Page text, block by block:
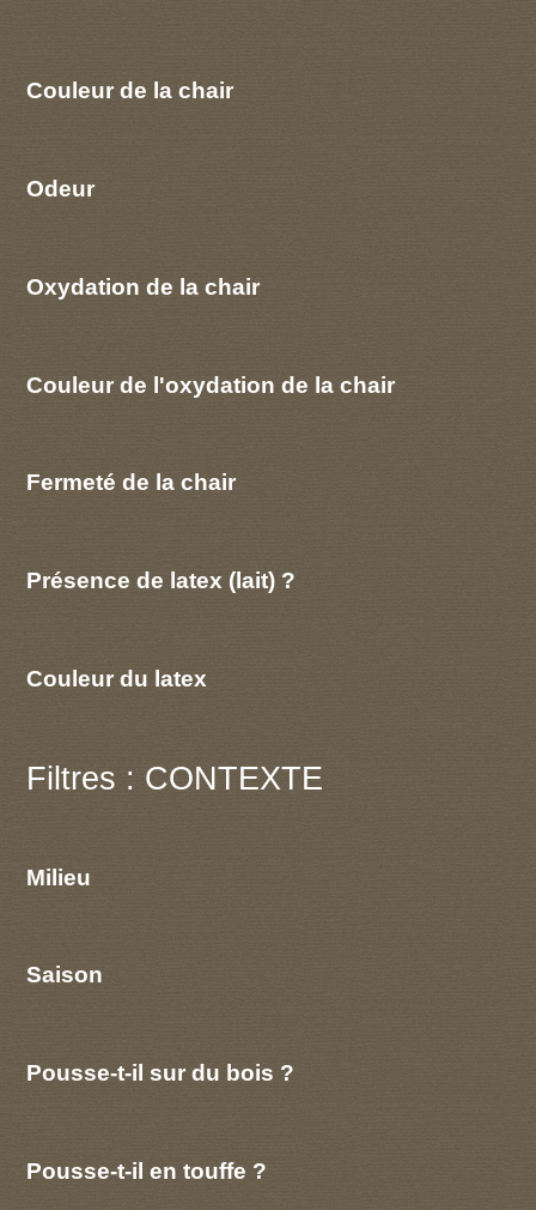
Couleur de la chair
Odeur
Oxydation de la chair
Couleur de l'oxydation de la chair
Fermeté de la chair
Présence de latex (lait) ?
Couleur du latex
Filtres : CONTEXTE
Milieu
Saison
Pousse-t-il sur du bois ?
Pousse-t-il en touffe ?